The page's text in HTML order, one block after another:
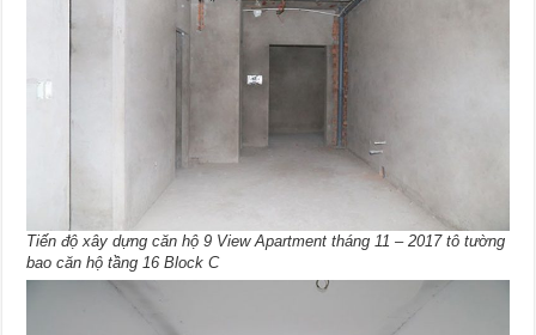
Tiến độ xây dựng căn hộ 9 View Apartment tháng 11 – 2017 tô tường
bao căn hộ tầng 16 Block C